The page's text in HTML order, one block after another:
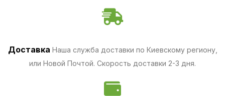
Доставка Наша служба доставки по Киевскому региону,
или Новой Почтой. Скорость доставки 2-3 дня.